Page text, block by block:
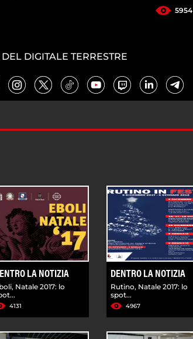
5954
DIGITALE TERRESTRE
LA NOTIZIA
Natale 2017: lo
4131
DENTRO LA NOTIZIA
Rutino, Natale 2017: lo
spot...
4967